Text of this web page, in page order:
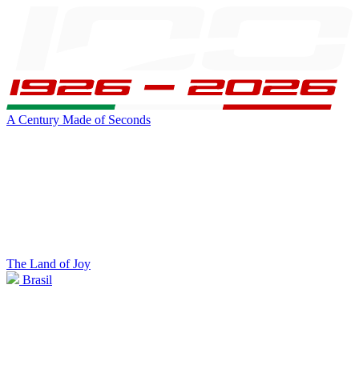
A Century Made of Seconds
The Land of Joy
Brasil